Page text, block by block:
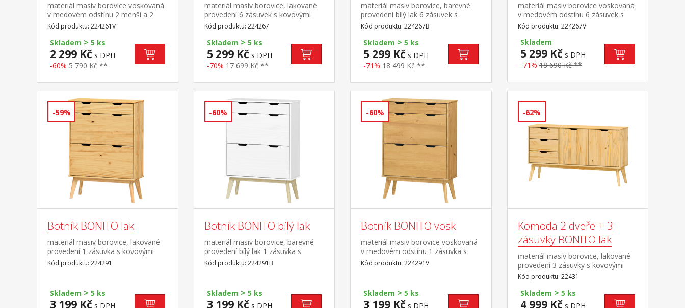
materiál masiv borovice voskovaná
v medovém odstínu 2 menší a 2
větší zásuvky s kovovými pojezdy
Kód produktu: 224261V
Skladem > 5 ks
2 299 Kč s DPH
-60% 5 790 Kč **
materiál masiv borovice, lakované
provedení 6 zásuvek s kovovými
pojezdy
Kód produktu: 224267
Skladem > 5 ks
5 299 Kč s DPH
-70% 17 699 Kč **
materiál masiv borovice, barevné
provedení bílý lak 6 zásuvek s
kovovými pojezdy
Kód produktu: 224267B
Skladem > 5 ks
5 299 Kč s DPH
-71% 18 499 Kč **
materiál masiv borovice voskovaná
v medovém odstínu 6 zásuvek s
kovovými pojezdy
Kód produktu: 224267V
Skladem
5 299 Kč s DPH
-71% 18 690 Kč **
-59%
Botník BONITO lak
materiál masiv borovice, lakované
provedení 1 zásuvka s kovovými
pojezdy, 2 dvouřadé výklopy
Kód produktu: 224291
Skladem > 5 ks
3 199 Kč s DPH
-60%
Botník BONITO bílý lak
materiál masiv borovice, barevné
provedení bílý lak 1 zásuvka s
kovovými pojezdy, 2 dvouřadé
výklopy
Kód produktu: 224291B
Skladem > 5 ks
3 199 Kč s DPH
-60%
Botník BONITO vosk
materiál masiv borovice voskovaná
v medovém odstínu 1 zásuvka s
kovovými pojezdy, 2 dvouřadé
výklopy
Kód produktu: 224291V
Skladem > 5 ks
3 199 Kč s DPH
-62%
Komoda 2 dveře + 3
zásuvky BONITO lak
materiál masiv borovice, lakované
provedení 3 zásuvky s kovovými
pojezdy, 2 dvířka, 1 police
Kód produktu: 22431
Skladem > 5 ks
4 999 Kč s DPH